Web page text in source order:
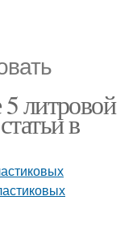
литровой
в